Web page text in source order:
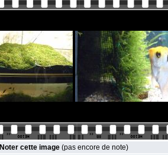
Noter cette image (pas encore de note)